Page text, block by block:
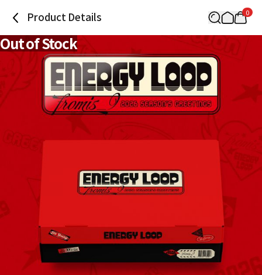
Product Details 0
Out of Stock